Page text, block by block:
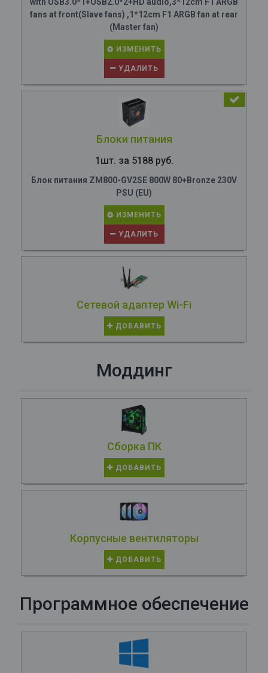
fans at front(Slave fans) ,1*12cm F1 ARGB fan at rear
(Master fan)
ИЗМЕНИТЬ
УДАЛИТЬ
Блоки питания
1шт. за 5188 руб.
Блок питания ZM800-GV2SE 800W 80+Bronze 230V
PSU (EU)
ИЗМЕНИТЬ
УДАЛИТЬ
Сетевой адаптер Wi-Fi
ДОБАВИТЬ
Моддинг
Сборка ПК
ДОБАВИТЬ
Корпусные вентиляторы
ДОБАВИТЬ
Программное обеспечение